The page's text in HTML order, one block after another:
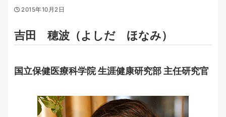
2015年10月2日
吉田 穂波（よしだ ほなみ）
国立保健医療科学院 生涯健康研究部 主任研究官